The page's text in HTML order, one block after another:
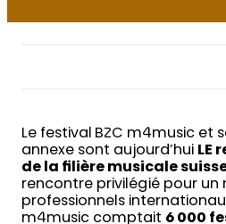
Le festival B2C m4music et
annexe sont aujourd’hui LE
de la filière musicale
rencontre privilégié pour un
professionnels
m4music comptait 6 000